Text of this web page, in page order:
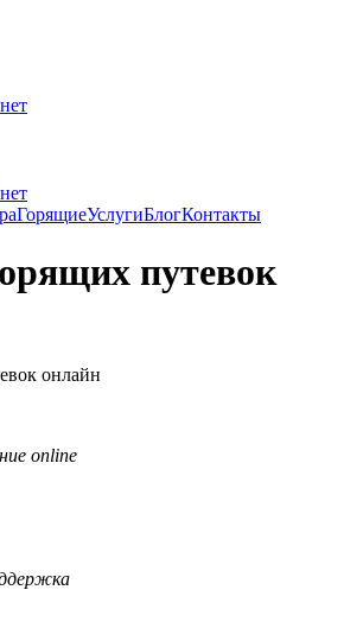
ГорящиеУслугиБлогКонтакты
путевок
онлайн